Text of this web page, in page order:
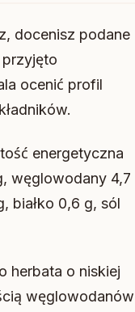
docenisz podane
ocenić profil
energetyczna
węglowodany 4,7
białko 0,6 g, sól
herbata o niskiej
węglowodanów